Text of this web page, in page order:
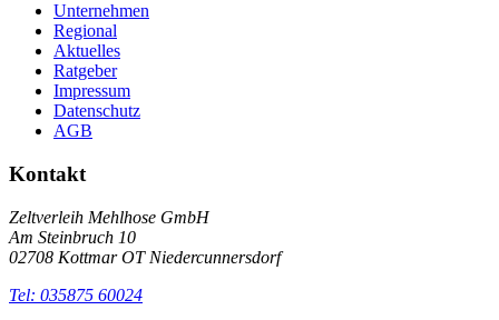
Unternehmen
Regional
Aktuelles
Ratgeber
Impressum
Datenschutz
AGB
Kontakt
Zeltverleih Mehlhose GmbH
Am Steinbruch 10
02708 Kottmar OT Niedercunnersdorf
Tel: 035875 60024